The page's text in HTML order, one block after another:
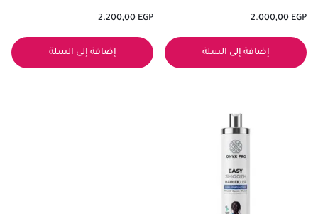
2.000,00 EGP
إضافة إلى السلة
2.200,00 EGP
إضافة إلى السلة